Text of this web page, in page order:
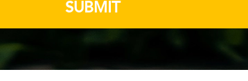
SUBMIT